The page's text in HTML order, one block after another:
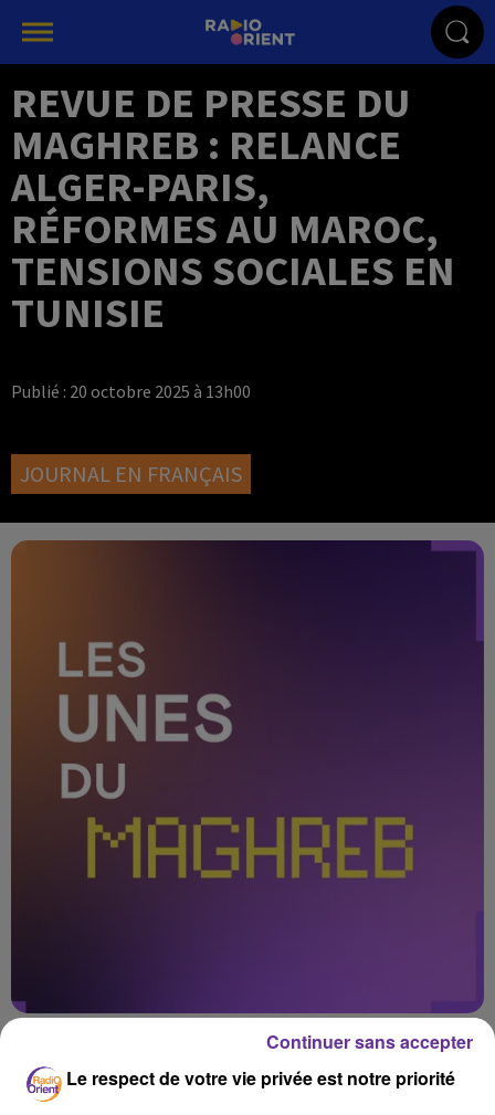
REVUE DE PRESSE DU
MAGHREB : RELANCE
ALGER-PARIS,
RÉFORMES AU MAROC,
TENSIONS SOCIALES EN
TUNISIE
Publié : 20 octobre 2025 à 13h00
JOURNAL EN FRANÇAIS
Le respect de votre vie privée est notre priorité
Continuer sans accepter